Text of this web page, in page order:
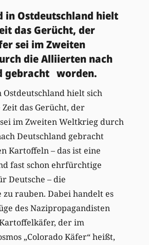
in Ostdeutschland hielt
das Gerücht, der
sei im Zweiten
die Alliierten nach
gebracht worden.
Ostdeutschland hielt sich
das Gerücht, der
im Zweiten Weltkrieg durch
Deutschland gebracht
Kartoffeln – das ist eine
fast schon ehrfürchtige
Deutsche – die
rauben. Dabei handelt es
des Nazipropagandisten
der im
„Colorado Käfer“ heißt,